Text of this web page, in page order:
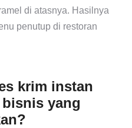
di atasnya. Hasilnya
penutup di restoran
krim instan
yang